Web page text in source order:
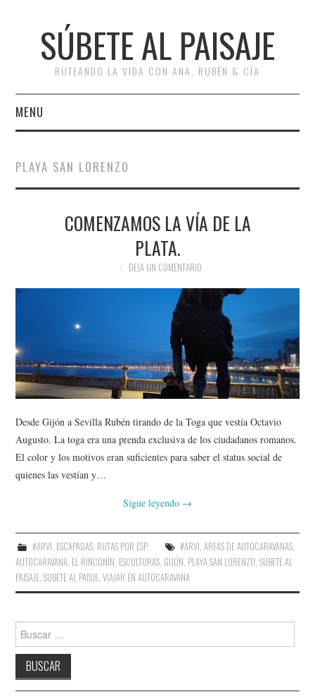
SÚBETE AL PAISAJE
RUTEANDO LA VIDA CON ANA, RUBÉN & CÍA
MENU
RUTAS
ESCAPADAS
#ARVI
CONTACTO
PLAYA SAN LORENZO
COMENZAMOS LA VÍA DE LA
PLATA.
DEJA UN COMENTARIO
Desde Gijón a Sevilla Rubén tirando de la Toga que vestía Octavio
Augusto. La toga era una prenda exclusiva de los ciudadanos romanos.
El color y los motivos eran suficientes para saber el status social de
quienes las vestían y…
Sigue leyendo →
#ARVI, ESCAPADAS, RUTAS POR ESP #ARVI, AREAS DE AUTOCARAVANAS,
AUTOCARAVANA, EL RINCONÍN, ESCULTURAS, GIJÓN, PLAYA SAN LORENZO,SÚBETE AL
PAISAJE,SUBETE AL PAISJE,VIAJAR EN AUTOCARAVANA
Buscar: